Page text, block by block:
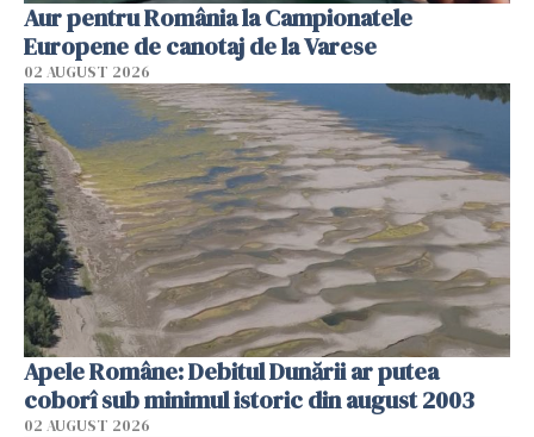
Aur pentru România la Campionatele
Europene de canotaj de la Varese
02 AUGUST 2026
Apele Române: Debitul Dunării ar putea
coborî sub minimul istoric din august 2003
02 AUGUST 2026